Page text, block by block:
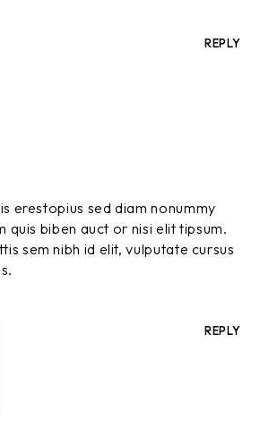
erestopius sed diam nonummy
quis biben auct or nisi elit tipsum.
sem nibh id elit, vulputate cursus
REPLY
REPLY